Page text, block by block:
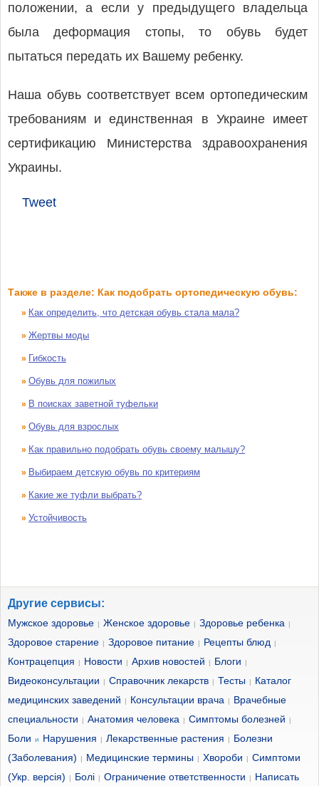
положении, а если у предыдущего владельца
была деформация стопы, то обувь будет
пытаться передать их Вашему ребенку.
Наша обувь соответствует всем ортопедическим
требованиям и единственная в Украине имеет
сертификацию Министерства здравоохранения
Украины.
Tweet
Также в разделе: Как подобрать ортопедическую обувь:
» Как определить, что детская обувь стала мала?
» Жертвы моды
» Гибкость
» Обувь для пожилых
» В поисках заветной туфельки
» Обувь для взрослых
» Как правильно подобрать обувь своему малышу?
» Выбираем детскую обувь по критериям
» Какие же туфли выбрать?
» Устойчивость
Другие сервисы:
Мужское здоровье Женское здоровье Здоровье ребенка
Здоровое старение Здоровое питание Рецепты блюд
Контрацепция Новости Архив новостей Блоги
Видеоконсультации Справочник лекарств Тесты
Каталог
медицинских заведений
Консультации врача
Врачебные
специальности
Анатомия человека Симптомы болезней
Боли и Нарушения Лекарственные растения
Болезни
(Заболевания)
Медицинские термины Хвороби
Симптоми
(Укр. версія)
Болі Ограничение ответственности Написать